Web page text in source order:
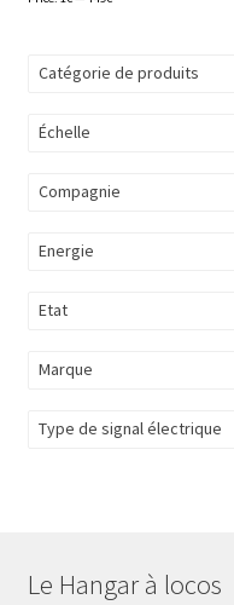
Catégorie de produits
Échelle
Compagnie
Energie
Etat
Marque
Type de signal électrique
Le Hangar à locos